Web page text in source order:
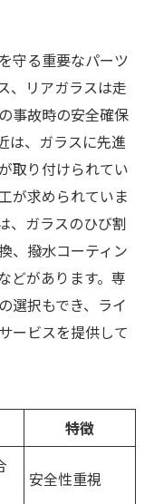
守る重要なパーツ
、リアガラスは走
事故時の安全確保
は、ガラスに先進
取り付けられてい
が求められていま
、ガラスのひび割
、撥水コーティン
どがあります。専
選択もでき、ライ
ービスを提供して
特徴
安全性重視